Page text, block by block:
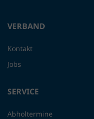
VERBAND
Kontakt
Jobs
SERVICE
Abholtermine